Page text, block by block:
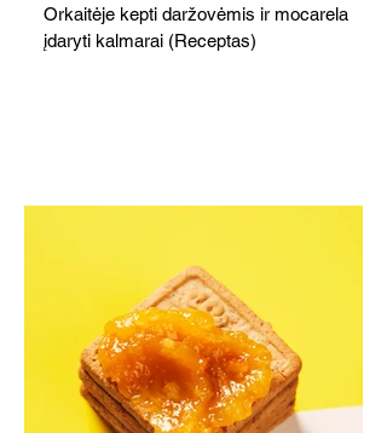
Orkaitėje kepti daržovėmis ir mocarela
įdaryti kalmarai (Receptas)